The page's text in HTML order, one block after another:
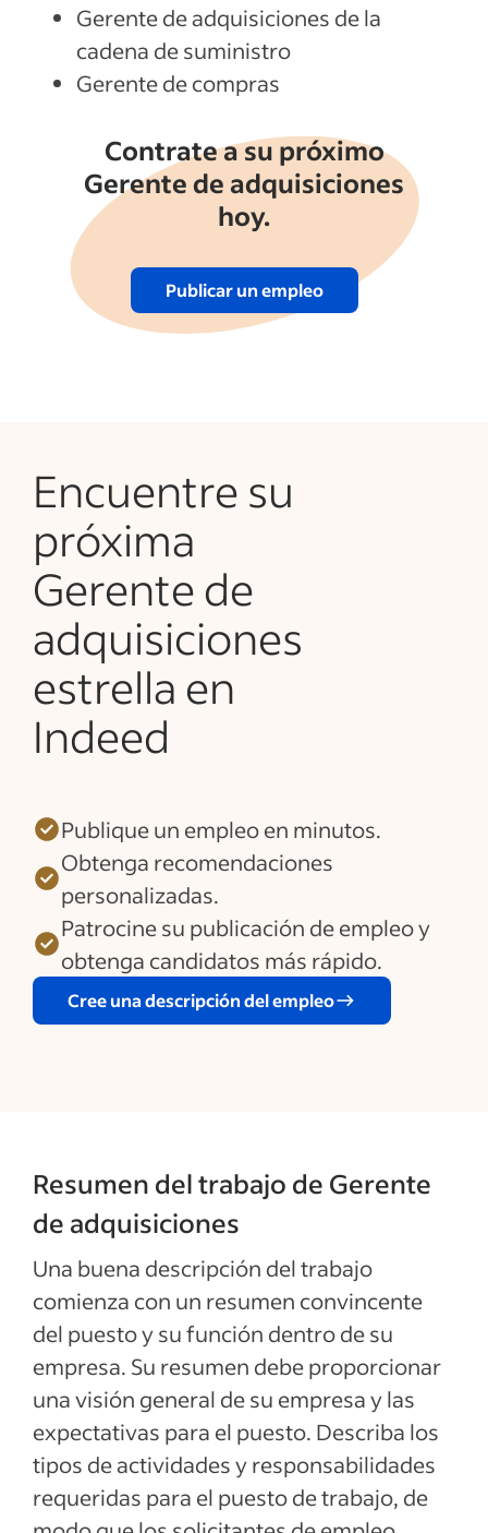
Gerente de adquisiciones de la
cadena de suministro
Gerente de compras
Contrate a su próximo
Gerente de adquisiciones
hoy.
Publicar un empleo
Encuentre su
próxima
Gerente de
adquisiciones
estrella en
Indeed
Publique un empleo en minutos.
Obtenga recomendaciones
personalizadas.
Patrocine su publicación de empleo y
obtenga candidatos más rápido.
Cree una descripción del empleo
Resumen del trabajo de Gerente
de adquisiciones
Una buena descripción del trabajo
comienza con un resumen convincente
del puesto y su función dentro de su
empresa. Su resumen debe proporcionar
una visión general de su empresa y las
expectativas para el puesto. Describa los
tipos de actividades y responsabilidades
requeridas para el puesto de trabajo, de